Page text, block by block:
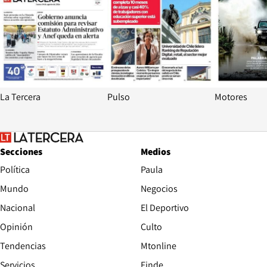
La Tercera Pulso Motores
Secciones
Política
Mundo
Nacional
Opinión
Tendencias
Medios
Paula
Negocios
El Deportivo
Culto
Mtonline